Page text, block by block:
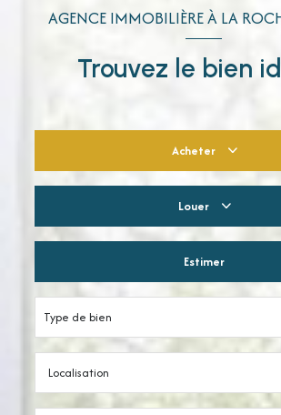
AGENCE IMMOBILIÈRE À LA
Trouvez le bien
Acheter
Louer
Estimer
Type de bien